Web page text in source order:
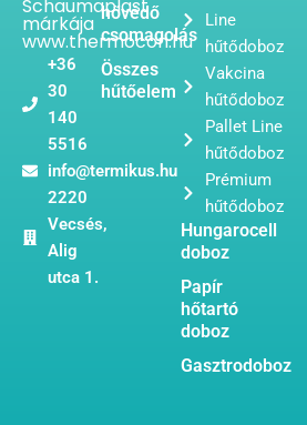
Schaumaplast
márkája
www.thermocon.hu
+36
30
140
5516
info@termikus.hu
2220
Vecsés,
Alig
utca 1.
hővédő
csomagolás
Összes
hűtőelem
Line
hűtődoboz
Vakcina
hűtődoboz
Pallet Line
hűtődoboz
Prémium
hűtődoboz
Hungarocell
doboz
Papír
hőtartó
doboz
Gasztrodoboz